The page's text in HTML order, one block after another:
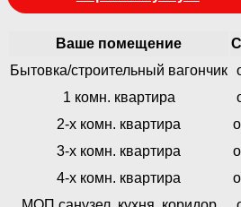
Ваше помещение
Бытовка/строительный вагончик
1 комн. квартира
2-х комн. квартира
3-х комн. квартира
4-х комн. квартира